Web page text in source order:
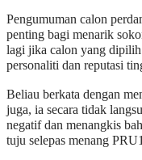
Pengumuman calon
penting bagi menarik
lagi jika calon yang
personaliti dan reputasi
Beliau berkata dengan
juga, ia secara tidak
negatif dan menangkis
tuju selepas menang